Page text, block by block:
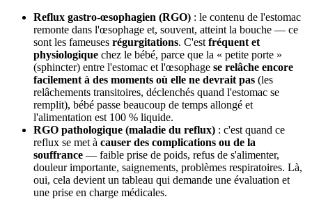
Reflux gastro-œsophagien (RGO) : le contenu de l'estomac
remonte dans l'œsophage et, souvent, atteint la bouche — ce
sont les fameuses régurgitations. C'est fréquent et
physiologique chez le bébé, parce que la « petite porte »
(sphincter) entre l'estomac et l'œsophage se relâche encore
facilement à des moments où elle ne devrait pas (les
relâchements transitoires, déclenchés quand l'estomac se
remplit), bébé passe beaucoup de temps allongé et
l'alimentation est 100 % liquide.
RGO pathologique (maladie du reflux) : c'est quand ce
reflux se met à causer des complications ou de la
souffrance — faible prise de poids, refus de s'alimenter,
douleur importante, saignements, problèmes respiratoires. Là,
oui, cela devient un tableau qui demande une évaluation et
une prise en charge médicales.